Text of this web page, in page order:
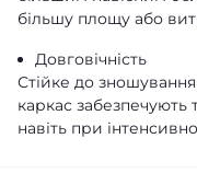
більшу площу або
Довговічність
Стійке до
каркас забезпечують
навіть при